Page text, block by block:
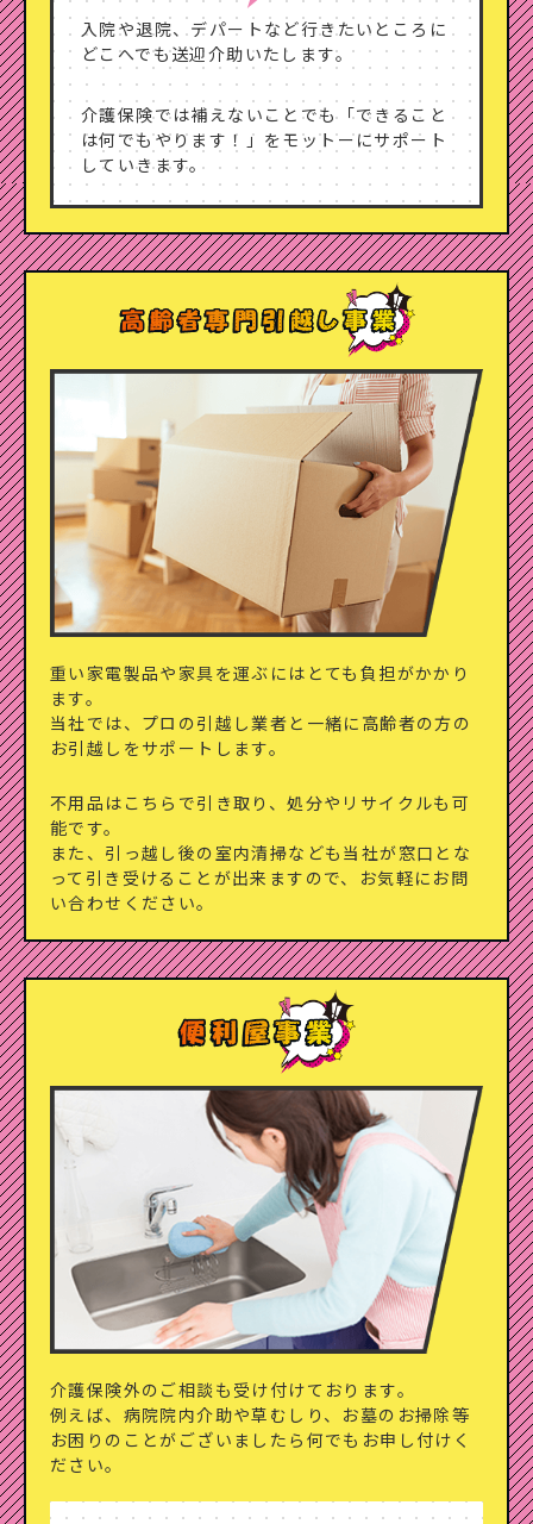
入院や退院、デパートなど行きたいところに
どこへでも送迎介助いたします。
介護保険では補えないことでも「できること
は何でもやります！」をモットーにサポート
していきます。
重い家電製品や家具を運ぶにはとても負担がかかり
ます。
当社では、プロの引越し業者と一緒に高齢者の方の
お引越しをサポートします。
不用品はこちらで引き取り、処分やリサイクルも可
能です。
また、引っ越し後の室内清掃なども当社が窓口とな
って 引き受けることが出来ますので、お気軽にお問
い合わせください。
介護保険外のご相談も受け付けております。
例えば、病院院内介助や草むしり、お墓のお掃除等
お困りのことがございましたら何でもお申し付けく
ださい。